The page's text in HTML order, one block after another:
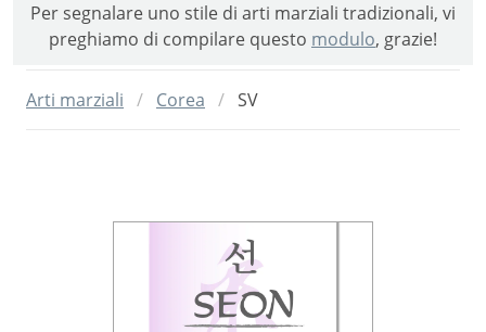
Per segnalare uno stile di arti marziali tradizionali, vi
preghiamo di compilare questo modulo, grazie!
Arti marziali Corea SV